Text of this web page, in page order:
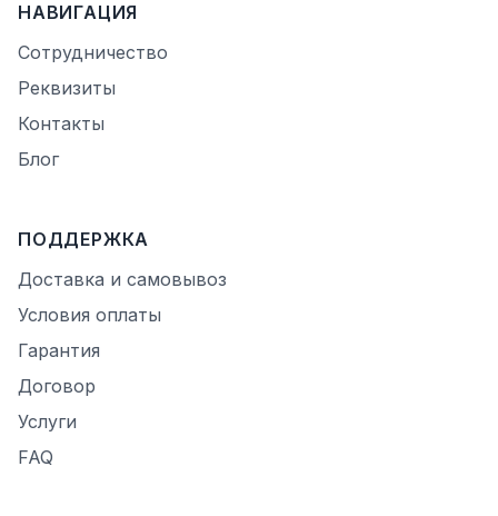
НАВИГАЦИЯ
Сотрудничество
Реквизиты
Контакты
Блог
ПОДДЕРЖКА
Доставка и самовывоз
Условия оплаты
Гарантия
Договор
Услуги
FAQ